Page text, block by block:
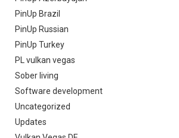
PinUp Brazil
PinUp Russian
PinUp Turkey
PL vulkan vegas
Sober living
Software development
Uncategorized
Updates